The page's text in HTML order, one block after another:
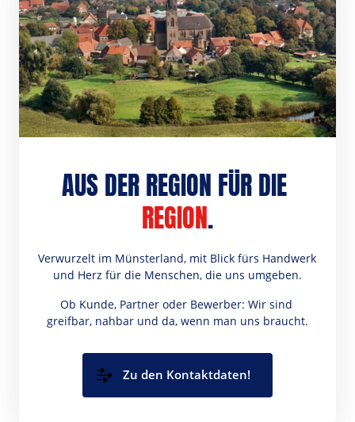
REGION.
Verwurzelt im Münsterland, mit Blick fürs Handwerk
und Herz für die Menschen, die uns umgeben.
Ob Kunde, Partner oder Bewerber: Wir sind
greifbar, nahbar und da, wenn man uns braucht.
Zu den Kontaktdaten!